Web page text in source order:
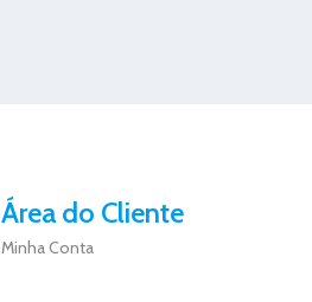
Área do Cliente
Minha Conta